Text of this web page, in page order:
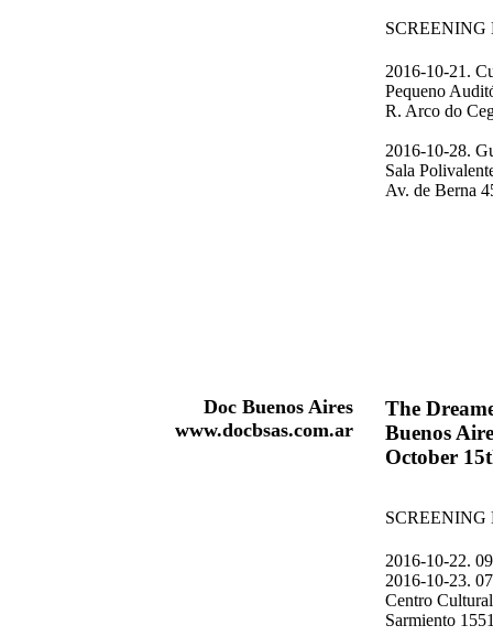
SCREENING
2016-10-21.
Pequeno
R. Arco do
2016-10-28.
Sala
Av. de Berna
Doc Buenos Aires
www.docbsas.com.ar
The
Buenos
October
SCREENING
2016-10-22.
2016-10-23.
Centro
Sarmiento